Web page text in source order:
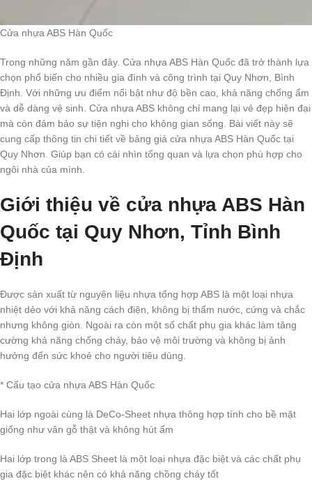
Cửa nhựa ABS Hàn Quốc
Trong những năm gần đây. Cửa nhựa ABS Hàn Quốc đã trở thành lựa
chọn phổ biến cho nhiều gia đình và công trình tại Quy Nhơn, Bình
Định. Với những ưu điểm nổi bật như độ bền cao, khả năng chống ẩm
và dễ dàng vệ sinh. Cửa nhựa ABS không chỉ mang lại vẻ đẹp hiện đại
mà còn đảm bảo sự tiện nghi cho không gian sống. Bài viết này sẽ
cung cấp thông tin chi tiết về bảng giá cửa nhựa ABS Hàn Quốc tại
Quy Nhơn. Giúp bạn có cái nhìn tổng quan và lựa chọn phù hợp cho
ngôi nhà của mình.
Giới thiệu về cửa nhựa ABS Hàn
Quốc tại Quy Nhơn, Tỉnh Bình
Định
Được sản xuất từ nguyên liệu nhựa tổng hợp ABS là một loại nhựa
nhiệt dẻo với khả năng cách điện, không bị thấm nước, cứng và chắc
nhưng không giòn. Ngoài ra còn một số chất phụ gia khác làm tăng
cường khả năng chống cháy, bảo vệ môi trường và không bị ảnh
hưởng đến sức khoẻ cho người tiêu dùng.
* Cấu tạo cửa nhựa ABS Hàn Quốc
Hai lớp ngoài cùng là DeCo-Sheet nhựa thông hợp tính cho bề mặt
giống như vân gỗ thật và không hút ẩm
Hai lớp trong là ABS Sheet là một loại nhựa đặc biệt và các chất phụ
gia đặc biệt khác nên có khả năng chồng cháy tốt